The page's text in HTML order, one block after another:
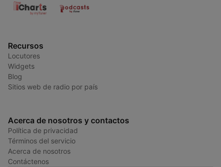
Recursos
Locutores
Widgets
Blog
Sitios web de radio por país
Acerca de nosotros y contactos
Política de privacidad
Términos del servicio
Acerca de nosotros
Contáctenos